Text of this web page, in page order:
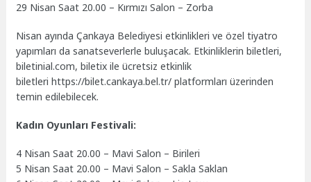
29 Nisan Saat 20.00 – Kırmızı Salon – Zorba
Nisan ayında Çankaya Belediyesi etkinlikleri ve özel tiyatro
yapımları da sanatseverlerle buluşacak. Etkinliklerin biletleri,
biletinial.com, biletix ile ücretsiz etkinlik
biletleri https://bilet.cankaya.bel.tr/ platformları üzerinden
temin edilebilecek.
Kadın Oyunları Festivali:
4 Nisan Saat 20.00 – Mavi Salon – Birileri
5 Nisan Saat 20.00 – Mavi Salon – Sakla Saklan